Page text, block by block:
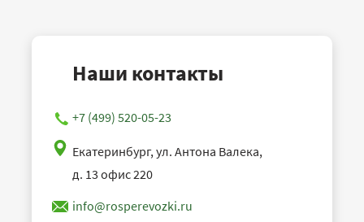
Наши контакты
+7 (499) 520-05-23
Екатеринбург, ул. Антона Валека,
д. 13 офис 220
info@rosperevozki.ru